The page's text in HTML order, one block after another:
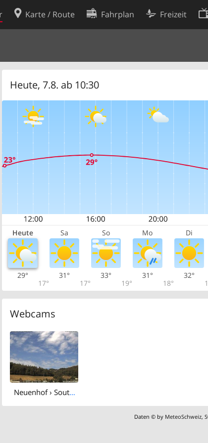
Karte / Route Fahrplan Freizeit
Heute, 7.8. ab 10:30
Heute Sa So Mo Di
29°
17°
31°
17°
33°
19°
31°
18°
32°
Webcams
Neuenhof › South-west: Wettercam
Daten © by MeteoSchweiz,
Cookie-Einstellungen